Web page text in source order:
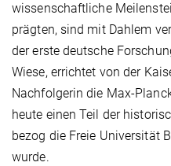
wissenschaftliche
prägten, sind mit Dahlem
der erste deutsche
Wiese, errichtet von der
Nachfolgerin die Max-
heute einen Teil der
bezog die Freie Universität
wurde.